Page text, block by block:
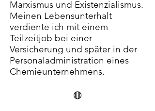
Marxismus und Existenzialismus.
Meinen Lebensunterhalt
verdiente ich mit einem
Teilzeitjob bei einer
Versicherung und später in der
Personaladministration eines
Chemieunternehmens.
◍